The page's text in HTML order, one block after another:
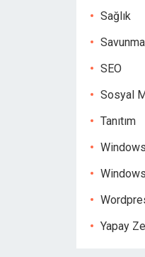
Sağlık
SEO
Sosyal
Tanıtım
Yapay